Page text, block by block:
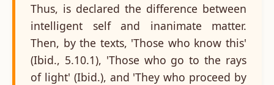
Thus, is declared the difference between
intelligent self and inanimate matter.
Then, by the texts, 'Those who know this'
(Ibid., 5.10.1), 'Those who go to the rays
of light' (Ibid.), and 'They who proceed by